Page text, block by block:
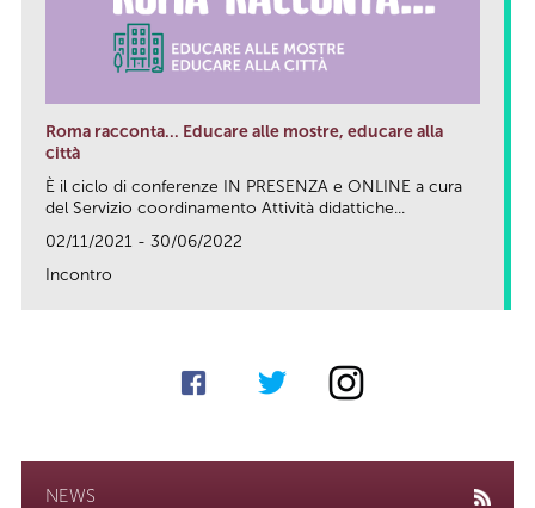
Roma racconta... Educare alle mostre, educare alla
città
È il ciclo di conferenze IN PRESENZA e ONLINE a cura
del Servizio coordinamento Attività didattiche...
02/11/2021 - 30/06/2022
Incontro
NEWS